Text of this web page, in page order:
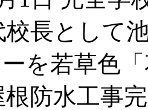
校長として
を若草色
根防水工事